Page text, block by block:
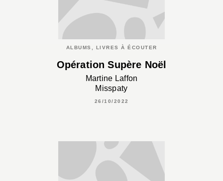
ALBUMS, LIVRES À ÉCOUTER
Opération Supère Noël
Martine Laffon
Misspaty
26/10/2022